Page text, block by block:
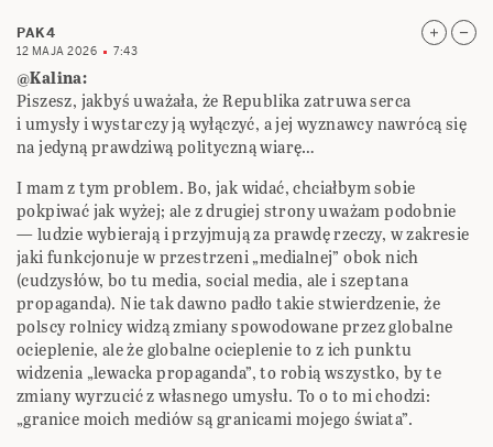
PAK4
12 MAJA 2026 7:43
@Kalina:
Piszesz, jakbyś uważała, że Republika zatruwa serca
i umysły i wystarczy ją wyłączyć, a jej wyznawcy nawrócą się
na jedyną prawdziwą polityczną wiarę…
I mam z tym problem. Bo, jak widać, chciałbym sobie
pokpiwać jak wyżej; ale z drugiej strony uważam podobnie
— ludzie wybierają i przyjmują za prawdę rzeczy, w zakresie
jaki funkcjonuje w przestrzeni „medialnej” obok nich
(cudzysłów, bo tu media, social media, ale i szeptana
propaganda). Nie tak dawno padło takie stwierdzenie, że
polscy rolnicy widzą zmiany spowodowane przez globalne
ocieplenie, ale że globalne ocieplenie to z ich punktu
widzenia „lewacka propaganda”, to robią wszystko, by te
zmiany wyrzucić z własnego umysłu. To o to mi chodzi:
„granice moich mediów są granicami mojego świata”.